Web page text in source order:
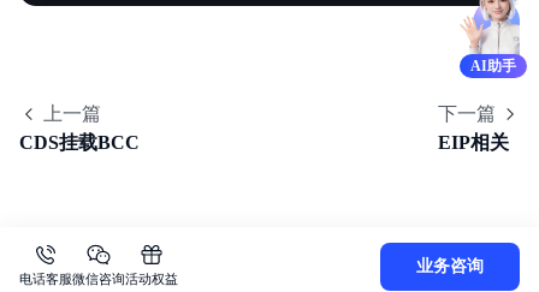
上一篇
CDS挂载BCC
下一篇
EIP相关
AI助手
电话客服微信咨询活动权益
业务咨询